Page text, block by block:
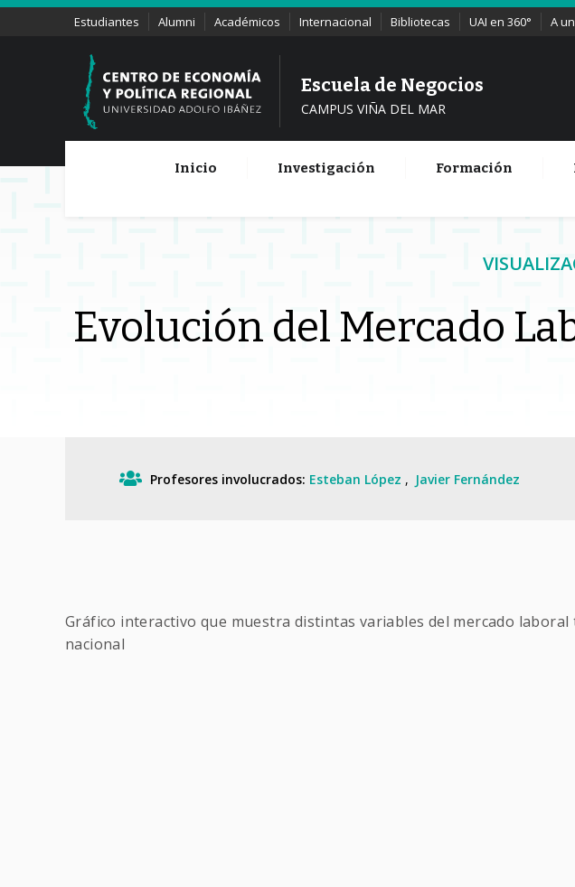
Estudiantes Alumni Académicos Internacional Bibliotecas UAI en 360° A
Escuela de Negocios
CAMPUS VIÑA DEL MAR
Inicio Investigación Formación
Evolución del Mercado
Profesores involucrados: Esteban López Javier Fernández
Gráfico interactivo que muestra distintas variables del mercado
nacional